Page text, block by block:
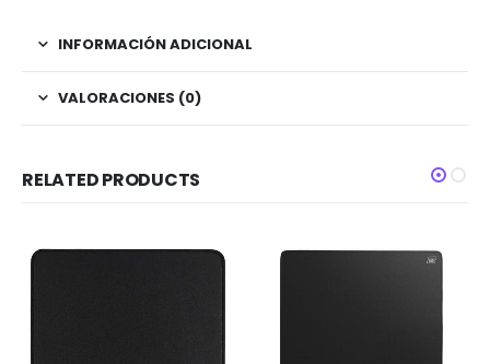
INFORMACIÓN ADICIONAL
VALORACIONES (0)
RELATED PRODUCTS